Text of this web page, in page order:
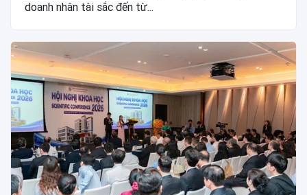
doanh nhân tài sắc đến từ...